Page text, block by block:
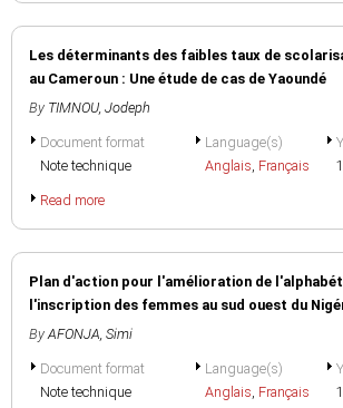
Les déterminants des faibles taux de
au Cameroun : Une étude de cas de Yaoundé
By TIMNOU, Jodeph
Document format
Note technique
Language(s)
Anglais, Français
Read more
Plan d'action pour l'amélioration de
l'inscription des femmes au sud ouest du
By AFONJA, Simi
Document format
Note technique
Language(s)
Anglais, Français